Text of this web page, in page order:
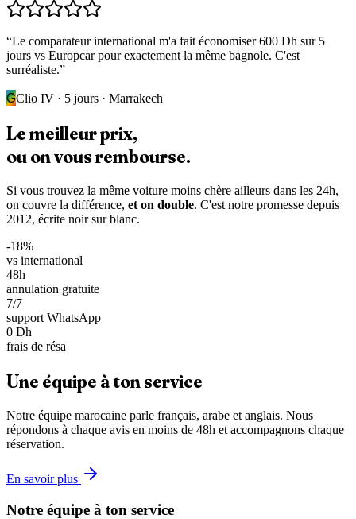
“Le comparateur international m'a fait économiser 600 Dh sur 5
jours vs Europcar pour exactement la même bagnole. C'est
surréaliste.”
GClio IV · 5 jours · Marrakech
Lemeilleur prix,
ou on vous rembourse.
Si vous trouvez la même voiture moins chère ailleurs dans les 24h,
on couvre la différence, et on double. C'est notre promesse depuis
2012, écrite noir sur blanc.
-18%
vs international
48h
annulation gratuite
7/7
support WhatsApp
0 Dh
frais de résa
Une équipe à ton service
Notre équipe marocaine parle français, arabe et anglais. Nous
répondons à chaque avis en moins de 48h et accompagnons chaque
réservation.
En savoir plus
Notre équipe à ton service